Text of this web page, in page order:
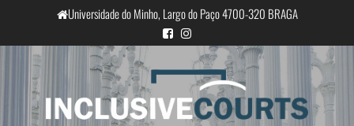
o
conteúdo
Universidade do Minho, Largo do Paço 4700-320 BRAGA